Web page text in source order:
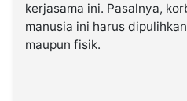
kerjasama ini. Pasalnya,
manusia ini harus
maupun fisik.